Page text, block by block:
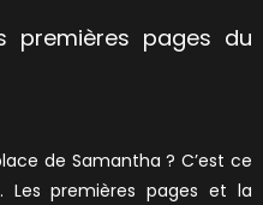
premières pages du
de Samantha ? C’est ce
Les premières pages et la